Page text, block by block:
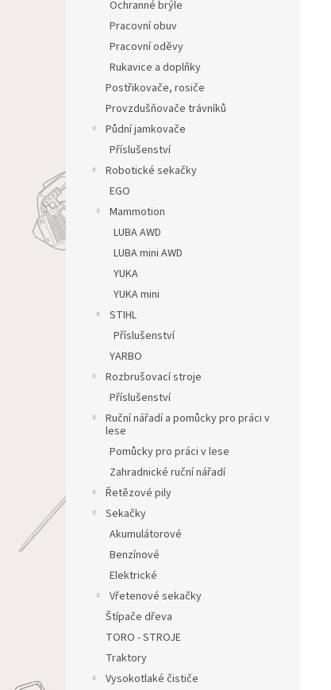
Ochranné brýle
Pracovní obuv
Pracovní oděvy
Rukavice a doplňky
Postřikovače, rosiče
Provzdušňovače trávníků
Půdní jamkovače
Příslušenství
Robotické sekačky
EGO
Mammotion
LUBA AWD
LUBA mini AWD
YUKA
YUKA mini
STIHL
Příslušenství
YARBO
Rozbrušovací stroje
Příslušenství
Ruční nářadí a pomůcky pro práci v
lese
Pomůcky pro práci v lese
Zahradnické ruční nářadí
Řetězové pily
Sekačky
Akumulátorové
Benzínové
Elektrické
Vřetenové sekačky
Štípače dřeva
TORO - STROJE
Traktory
Vysokotlaké čističe